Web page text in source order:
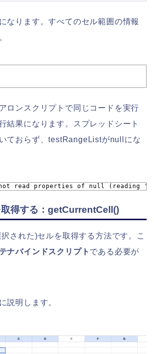
なります。すべてのセル範囲の情報
ロンスクリプトで同じコードを実行
結果になります。スプレッドシート
ておらず、testRangeListがnullにな
read properties of null (reading
得する：getCurrentCell()
された)セルを取得する方法です。こ
ナバインドスクリプト である必要が
説明します。